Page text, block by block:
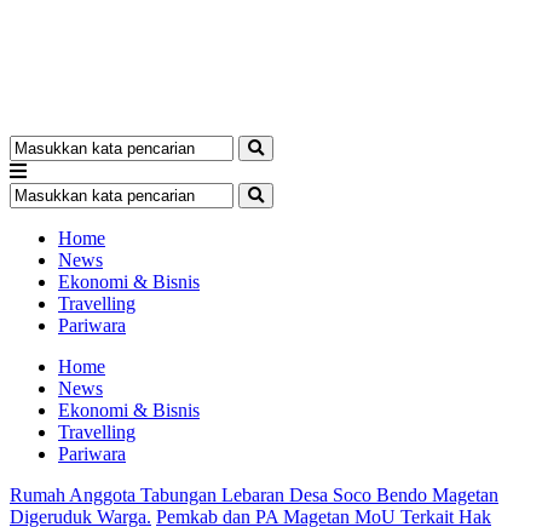
Home
News
Ekonomi & Bisnis
Travelling
Pariwara
Home
News
Ekonomi & Bisnis
Travelling
Pariwara
Rumah Anggota Tabungan Lebaran Desa Soco Bendo Magetan
Digeruduk Warga. Pemkab dan PA Magetan MoU Terkait Hak